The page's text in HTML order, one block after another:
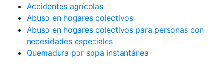
Accidentes agrícolas
Abuso en hogares colectivos
Abuso en hogares colectivos para personas con
necesidades especiales
Quemadura por sopa instantánea